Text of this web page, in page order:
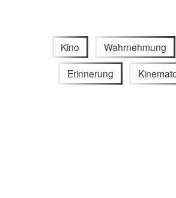
Kino Wahrnehmung
Erinnerung